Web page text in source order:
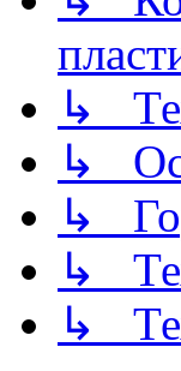
↳
↳
↳
↳
↳